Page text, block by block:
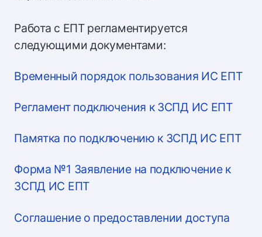
Работа с ЕПТ регламентируется
следующими документами:
Временный порядок пользования ИС ЕПТ
Регламент подключения к ЗСПД ИС ЕПТ
Памятка по подключению к ЗСПД ИС ЕПТ
Форма №1 Заявление на подключение к
ЗСПД ИС ЕПТ
Соглашение о предоставлении доступа